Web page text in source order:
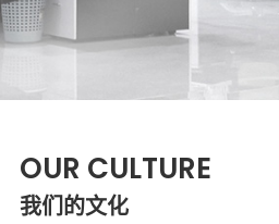
OUR CULTURE
我们的文化